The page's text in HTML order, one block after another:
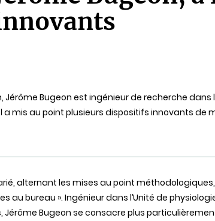
Bugeon est ingénieur de recherche
a mis au point plusieurs dispositifs innovants
alternant les mises au point
au bureau ». Ingénieur dans l’Unité de
Jérôme Bugeon se consacre plus